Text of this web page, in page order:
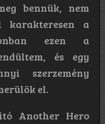
bennük, nem
karakteresen a
ezen a
és egy
szerzemény
el.
Another Hero